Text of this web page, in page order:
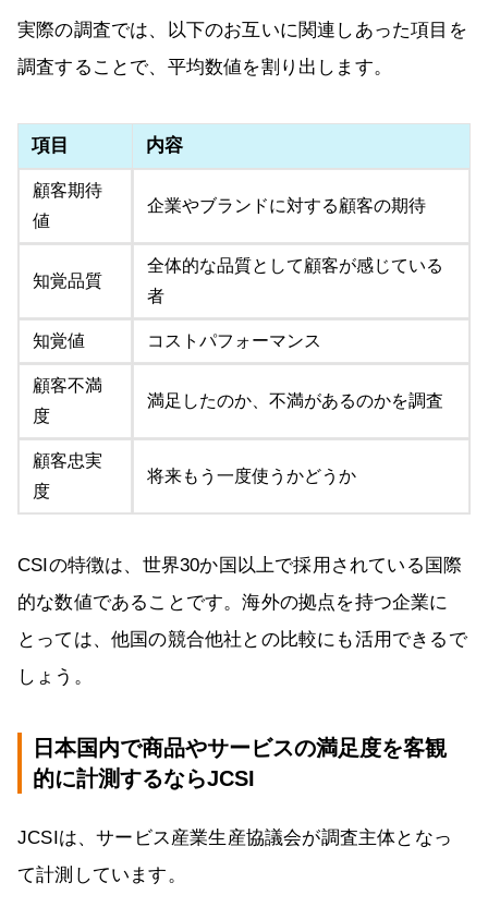
実際の調査では、以下のお互いに関連しあった項目を
調査することで、平均数値を割り出します。
項目 内容
顧客期待
値
企業やブランドに対する顧客の期待
知覚品質
全体的な品質として顧客が感じている
者
知覚値 コストパフォーマンス
顧客不満
度
満足したのか、不満があるのかを調査
顧客忠実
度
将来もう一度使うかどうか
CSIの特徴は、世界30か国以上で採用されている国際
的な数値であることです。海外の拠点を持つ企業に
とっては、他国の競合他社との比較にも活用できるで
しょう。
日本国内で商品やサービスの満足度を客観
的に計測するならJCSI
JCSIは、サービス産業生産協議会が調査主体となっ
て計測しています。